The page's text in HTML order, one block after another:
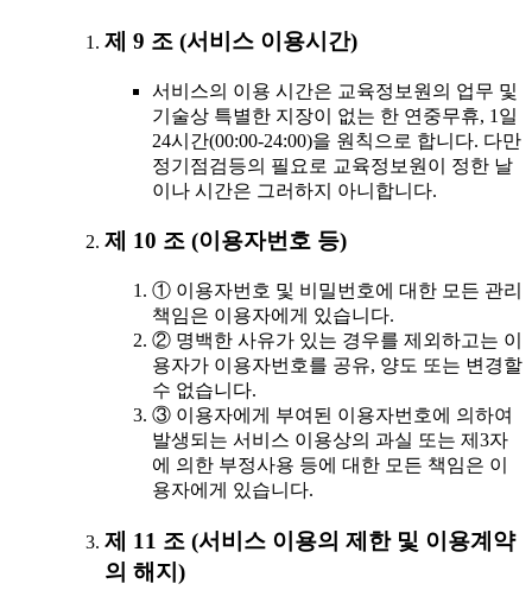
제 9 조 (서비스 이용시간)
서비스의 이용 시간은 교육정보원의 업무 및
기술상 특별한 지장이 없는 한 연중무휴, 1일
24시간(00:00-24:00)을 원칙으로 합니다. 다만
정기점검등의 필요로 교육정보원이 정한 날
이나 시간은 그러하지 아니합니다.
제 10 조 (이용자번호 등)
① 이용자번호 및 비밀번호에 대한 모든 관리
책임은 이용자에게 있습니다.
② 명백한 사유가 있는 경우를 제외하고는 이
용자가 이용자번호를 공유, 양도 또는 변경할
수 없습니다.
③ 이용자에게 부여된 이용자번호에 의하여
발생되는 서비스 이용상의 과실 또는 제3자
에 의한 부정사용 등에 대한 모든 책임은 이
용자에게 있습니다.
제 11 조 (서비스 이용의 제한 및 이용계약
의 해지)